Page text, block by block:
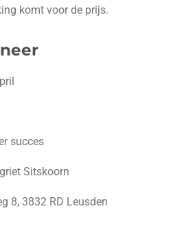
komt voor de prijs.
succes
Sitskoorn
8, 3832 RD Leusden